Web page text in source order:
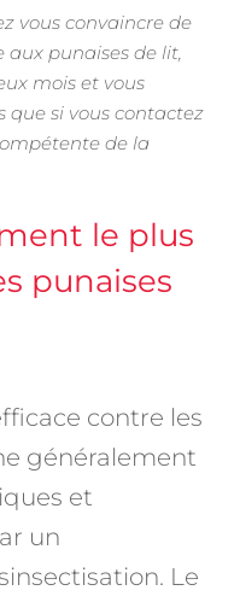
vous convaincre de
punaises de lit,
mois et vous
que si vous contactez
de la
le plus
punaises
contre les
généralement
et
un
Le